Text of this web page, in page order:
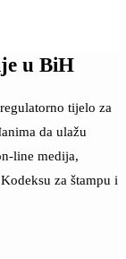
u BiH
tijelo za
da ulažu
line medija,
za štampu i